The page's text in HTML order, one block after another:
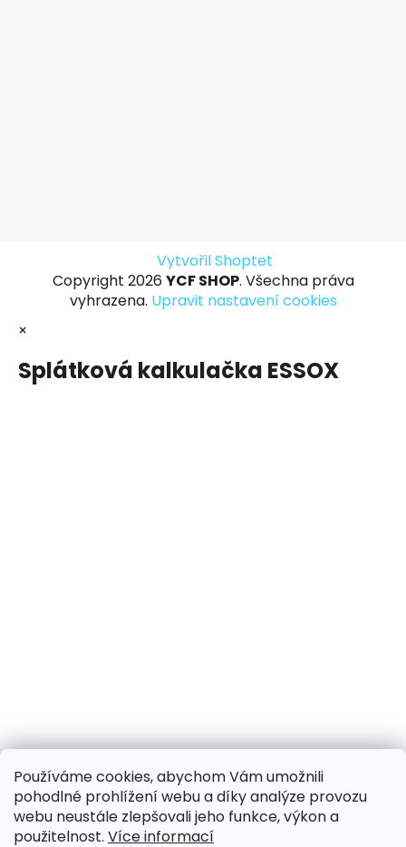
Používáme cookies, abychom Vám umožnili
pohodlné prohlížení webu a díky analýze provozu
webu neustále zlepšovali jeho funkce, výkon a
použitelnost. Více informací
Vytvořil Shoptet
Copyright 2026 YCF SHOP. Všechna práva
vyhrazena. Upravit nastavení cookies
×
Splátková kalkulačka ESSOX